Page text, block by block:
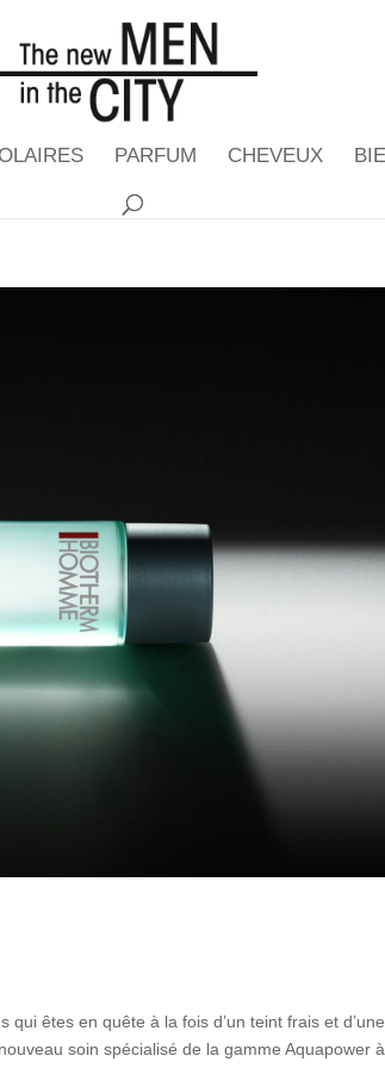
PARFUM CHEVEUX
êtes en quête à la fois d’un teint frais et d’une
soin spécialisé de la gamme Aquapower à